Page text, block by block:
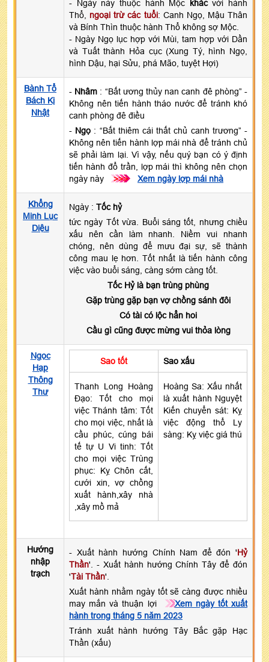
- Ngày này thuộc hành Mộc khắcvới hành
Thổ, ngoại trừ các tuổi: Canh Ngọ, Mậu Thân
và Bính Thìn thuộc hành Thổ không sợ Mộc.
- Ngày Ngọ lục hợp với Mùi, tam hợp với Dần
và Tuất thành Hỏa cục (Xung Tý, hình Ngọ,
hình Dậu, hại Sửu, phá Mão, tuyệt Hợi)
Bành Tổ
Bách Kị
Nhật
- Nhâm : “Bất ương thủy nan canh đê phòng” -
Không nên tiến hành tháo nước để tránh khó
canh phòng đê điều
- Ngọ : “Bất thiêm cái thất chủ canh trương” -
Không nên tiến hành lợp mái nhà để tránh chủ
sẽ phải làm lại. Vì vậy, nếu quý bạn có ý định
tiến hành đổ trần, lợp mái thì không nên chọn
ngày này
>>> Xem ngày lợp mái nhà
Khổng
Minh Lục
Diệu
Ngày : Tốc hỷ
tức ngày Tốt vừa. Buổi sáng tốt, nhưng chiều
xấu nên cần làm nhanh. Niềm vui nhanh
chóng, nên dùng để mưu đại sự, sẽ thành
công mau lẹ hơn. Tốt nhất là tiến hành công
việc vào buổi sáng, càng sớm càng tốt.
Tốc Hỷ là bạn trùng phùng
Gặp trùng gặp bạn vợ chồng sánh đôi
Có tài có lộc hẳn hoi
Cầu gì cũng được mừng vui thỏa lòng
Ngọc
Hạp
Thông
Thư
Sao tốt Sao xấu
Thanh Long Hoàng
Đạo: Tốt cho mọi
việc Thánh tâm: Tốt
cho mọi việc, nhất là
cầu phúc, cúng bái
tế tự U Vi tinh: Tốt
cho mọi việc Trùng
phục: Kỵ Chôn cất,
cưới xin, vợ chồng
xuất hành,xây nhà
,xây mồ mả
Hoàng Sa: Xấu nhất
là xuất hành Nguyệt
Kiến chuyển sát: Kỵ
việc động thổ Ly
sàng: Kỵ việc giá thú
Hướng
nhập
trạch
- Xuất hành hướng Chính Nam để đón 'Hỷ
Thần'. - Xuất hành hướng Chính Tây để đón
'Tài Thần'.
Xuất hành nhằm ngày tốt sẽ càng được nhiều
may mắn và thuận lợi
Xem ngày tốt xuất
hành trong tháng 5 năm 2023
Tránh xuất hành hướng Tây Bắc gặp Hạc
Thần (xấu)